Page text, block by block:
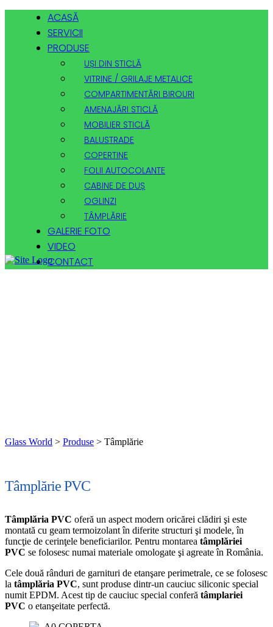
ACASĂ
SERVICII
PRODUSE
UȘI DIN STICLĂ
VITRINE / GRILAJE METALICE
COMPARTIMENTĂRI BIROURI
AMENAJĂRI STICLĂ
MOBILIER STICLĂ
BALUSTRADE
COPERTINE
FOLII AUTOCOLANTE
CABINE DE DUȘ
OGLINZI
TÂMPLĂRIE
GALERIE FOTO
VIDEO
CONTACT
Glass World > Produse > Tâmplărie
Tâmplărie PVC
Tâmplăria PVC oferă un aspect modern oricărei clădiri şi este
montată cu geam termoizolant în diferite structuri şi modele, în
funcţie de cerinţele beneficiarilor. Pentru montarea tâmplăriei
PVC se folosesc numai materiale omologate şi agreate în România.
Cele două rânduri de garnituri de etanşare perimetrale, ce se folosesc
la tâmplăria PVC, sunt produse dintr-un cauciuc siliconic special
numit EPDM. Acest tip de cauciuc special conferă tâmplariei
PVC o etanşeitate perfectă.